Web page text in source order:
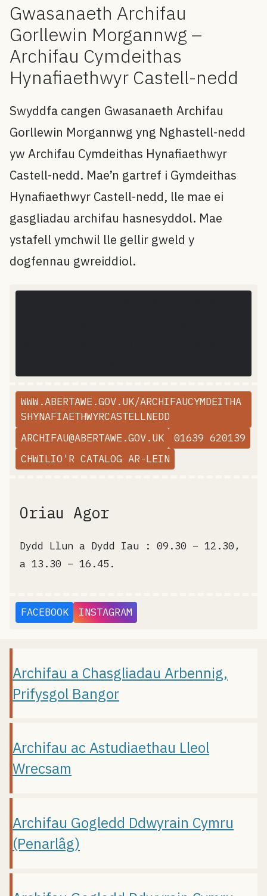
Gwasanaeth Archifau
Gorllewin Morgannwg –
Archifau Cymdeithas
Hynafiaethwyr Castell-nedd
Swyddfa cangen Gwasanaeth Archifau
Gorllewin Morgannwg yng Nghastell-nedd
yw Archifau Cymdeithas Hynafiaethwyr
Castell-nedd. Mae’n gartref i Gymdeithas
Hynafiaethwyr Castell-nedd, lle mae ei
gasgliadau archifau hasnesyddol. Mae
ystafell ymchwil lle gellir gweld y
dogfennau gwreiddiol.
WWW.ABERTAWE.GOV.UK/ARCHIFAUCYMDEITHA
SHYNAFIAETHWYRCASTELLNEDD
ARCHIFAU@ABERTAWE.GOV.UK
01639 620139
CHWILIO'R CATALOG AR-LEIN
Oriau Agor
Dydd Llun a Dydd Iau : 09.30 – 12.30,
a 13.30 – 16.45.
FACEBOOK INSTAGRAM
Archifau a Chasgliadau Arbennig,
Prifysgol Bangor
Archifau ac Astudiaethau Lleol
Wrecsam
Archifau Gogledd Ddwyrain Cymru
(Penarlâg)